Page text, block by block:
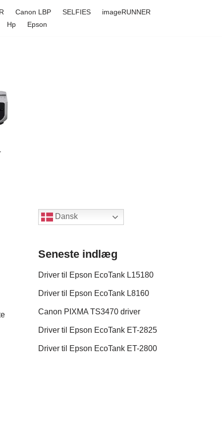
Canon LBP SELFIES
imageRUNNER
Hp
Epson
Dansk
Seneste indlæg
Driver til Epson EcoTank L15180
Driver til Epson EcoTank L8160
Canon PIXMA TS3470 driver
Driver til Epson EcoTank ET-2825
Driver til Epson EcoTank ET-2800